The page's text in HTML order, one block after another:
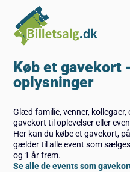
Køb et gavekort
oplysninger
Glæd familie, venner,
gavekort til oplevelser eller
Her kan du købe et gavekort,
gælder til alle event som
og 1 år frem.
Se alle de events som